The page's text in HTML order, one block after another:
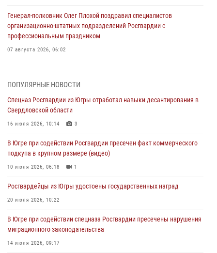
Генерал-полковник Олег Плохой поздравил специалистов
организационно-штатных подразделений Росгвардии с
профессиональным праздником
07 августа 2026, 06:02
Военнослужащие Росгвардии сбили дрон-разведчик ВСУ на южном
направлении
Офицеры Росгвардии и ветераны войск правопорядка почтили
память генерала армии Ивана Кирилловича Яковлева
В Югре при силовой поддержке ОМОН Росгвардии задержаны
06 августа 2026, 09:07 2 1
Урайский отдел вневедомственной охраны Росгвардии отмечает
ПОПУЛЯРНЫЕ НОВОСТИ
Спецназ Росгвардии из Югры отработал навыки десантирования в
Свердловской области
16 июля 2026, 10:14 3
В Югре при содействии Росгвардии пресечен факт коммерческого
подкупа в крупном размере (видео)
10 июля 2026, 06:18 1
Росгвардейцы из Югры удостоены государственных наград
20 июля 2026, 10:22
В Югре при содействии спецназа Росгвардии пресечены нарушения
миграционного законодательства
14 июля 2026, 09:17